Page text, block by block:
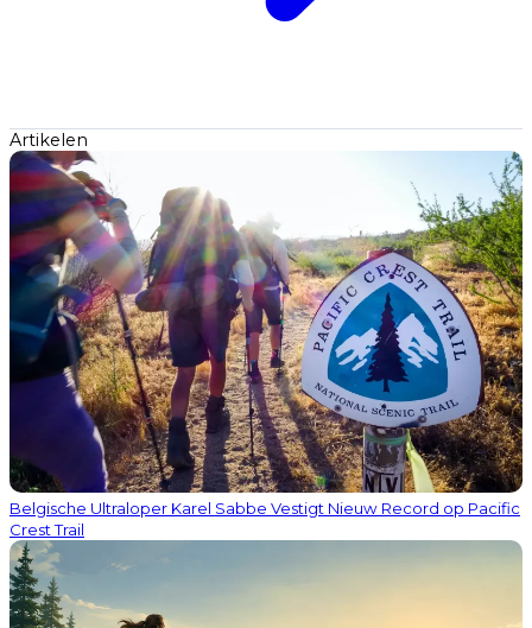
Artikelen
Belgische Ultraloper Karel Sabbe Vestigt Nieuw Record op Pacific
Crest Trail